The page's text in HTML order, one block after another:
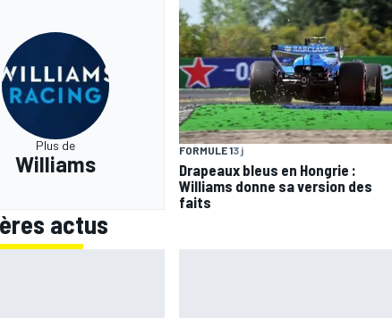
Plus de
Williams
FORMULE 13 j
Drapeaux bleus en Hongrie :
Williams donne sa version des
faits
actus